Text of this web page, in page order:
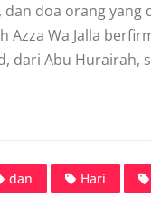
dan doa orang
Azza Wa Jalla
dari Abu
dan Hari